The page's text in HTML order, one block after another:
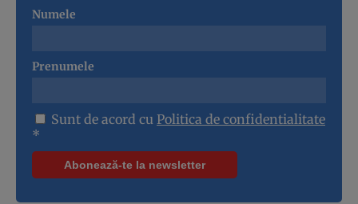
Numele
Prenumele
Sunt de acord cu Politica de confidentialitate
*